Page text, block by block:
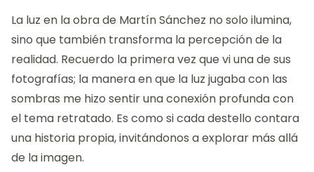
La luz en la obra de Martín Sánchez no solo ilumina,
sino que también transforma la percepción de la
realidad. Recuerdo la primera vez que vi una de sus
fotografías; la manera en que la luz jugaba con las
sombras me hizo sentir una conexión profunda con
el tema retratado. Es como si cada destello contara
una historia propia, invitándonos a explorar más allá
de la imagen.